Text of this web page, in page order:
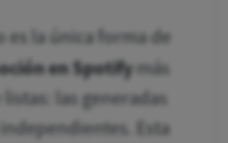
es la única forma de
en Spotify más
las generadas
Esta